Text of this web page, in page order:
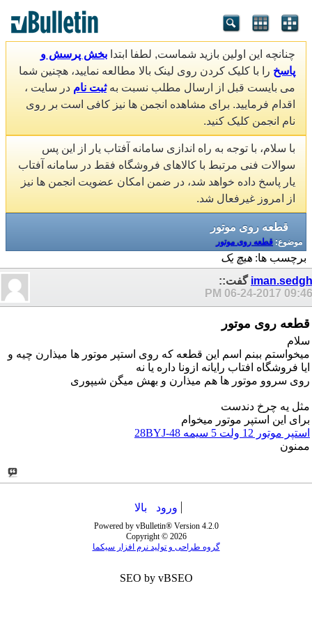
چنانچه این اولین بازید شماست, لطفا ابتدا بخش پرسش و
پاسخ را با کلیک کردن روی لینک بالا مطالعه نمایید، هچنین شما
می بایست قبل از ارسال مطلب نسبت بهثبت نام در سایت ،
اقدام فرمایید. برای مشاهده انجمن ها نیز کافی است بر روی
نام انجمن کلیک کنید.
با سلام، با توجه به راه اندازی سامانه آفتاب یار از این پس
سوالات فنی مرتبط با کالاهای فروشگاه فقط در سامانه آفتاب
یار پاسخ داده خواهد شد، در ضمن امکان عضویت انجمن ها نیز
از امروز غیرفعال شد.
قطعه روی موتور
موضوع: قطعه روی موتور
برچسب ها: هیچ یک
iman.sedgh گفت::
06-24-2017 09:46 PM
قطعه روی موتور
سلام
میخواستم ببنم اسم این قطعه که روی استپر موتور ها میذارن چیه و
ایا فروشگاه افتاب رایانه ازونا داره یا نه
روی سروو موتور ها هم میذارن و بهش میگن شیپوری
مثل یه چرخ دندست
برای این استپر موتور میخوام
استپر موتور 12 ولت 5 سیمه 28BYJ-48
ممنون
ورود بالا
Powered by vBulletin® Version 4.2.0
Copyright © 2026
گروه طراحی و تولید نرم افزار سیکما
SEO by vBSEO